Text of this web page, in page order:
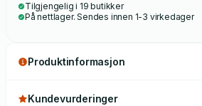
Tilgjengelig i 19 butikker
På nettlager. Sendes innen 1-3 virkedager
Produktinformasjon
Kundevurderinger